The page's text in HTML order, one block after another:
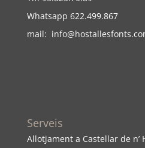
Whatsapp 622.499.867
mail:
Serveis
Allotjament a Castellar de n’